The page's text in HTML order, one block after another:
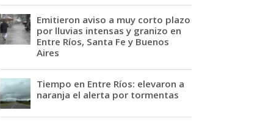
Emitieron aviso a muy corto plazo
por lluvias intensas y granizo en
Entre Ríos, Santa Fe y Buenos
Aires
Tiempo en Entre Ríos: elevaron a
naranja el alerta por tormentas